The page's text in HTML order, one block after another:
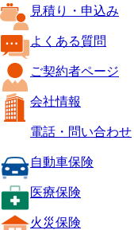
見積り・申込み
よくある質問
ご契約者ページ
会社情報
電話・問い合わせ
自動車保険
医療保険
火災保険